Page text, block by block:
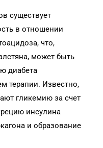
существует
в отношении
что,
может быть
диабета
терапии. Известно,
гликемию за счет
инсулина
и образование